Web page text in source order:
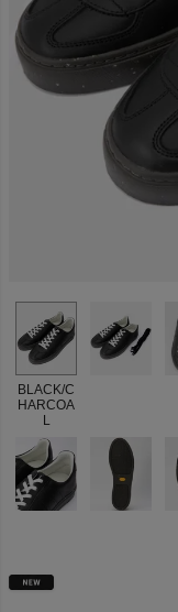
BLACK/C
HARCOA
L